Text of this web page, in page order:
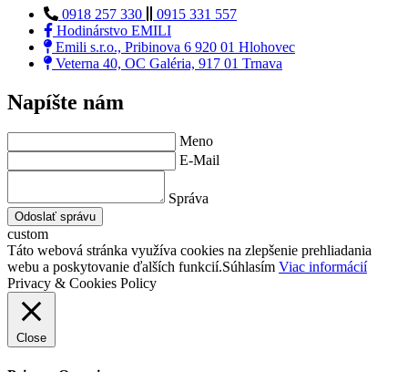
0918 257 330
0915 331 557
Hodinárstvo EMILI
Emili s.r.o., Pribinova 6 920 01 Hlohovec
Veterna 40, OC Galéria, 917 01 Trnava
Napíšte nám
Meno
E-Mail
Správa
Odoslať správu
custom
Táto webová stránka využíva cookies na zlepšenie prehliadania
webu a poskytovanie ďalších funkcií.Súhlasím Viac informácií
Privacy & Cookies Policy
Close